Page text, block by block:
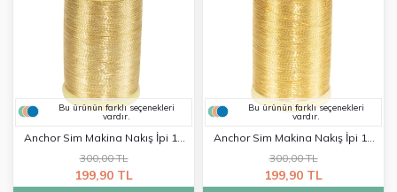
Bu ürünün farklı seçenekleri
vardır.
Anchor Sim Makina Nakış İpi 10
Gr - 0002
300,00 TL
199,90 TL
Bu ürünün farklı seçenekleri
vardır.
Anchor Sim Makina Nakış İpi 10
Gr - 0003
300,00 TL
199,90 TL